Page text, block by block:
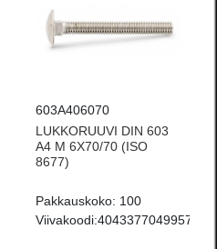
603A406070
LUKKORUUVI DIN 603
A4 M 6X70/70 (ISO
8677)
Pakkauskoko: 100
Viivakoodi:4043377049957